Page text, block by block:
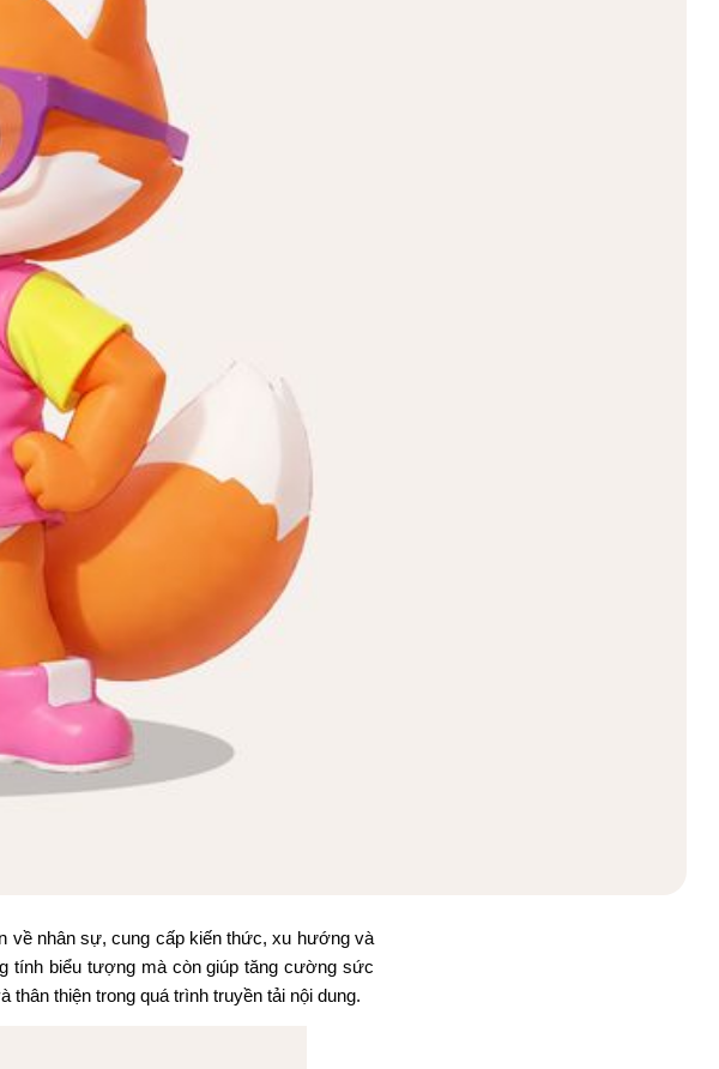
về nhân sự, cung cấp kiến ​​thức, xu hướng và
tính biểu tượng mà còn giúp tăng cường sức
thiện trong quá trình truyền tải nội dung.